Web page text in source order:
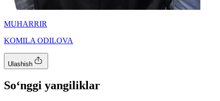
MUHARRIR
KOMILA ODILOVA
Ulashish
So‘nggi yangiliklar